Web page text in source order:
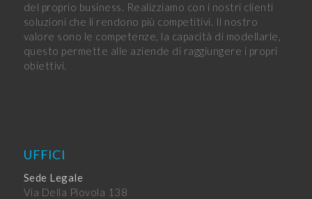
del proprio business. Realizziamo con i nostri clienti
soluzioni che li rendono più competitivi. Il nostro
valore sono le competenze, la capacità di modellarle,
questo permette alle aziende di raggiungere i propri
obiettivi.
UFFICI
Sede Legale
Via Della Piovola 138